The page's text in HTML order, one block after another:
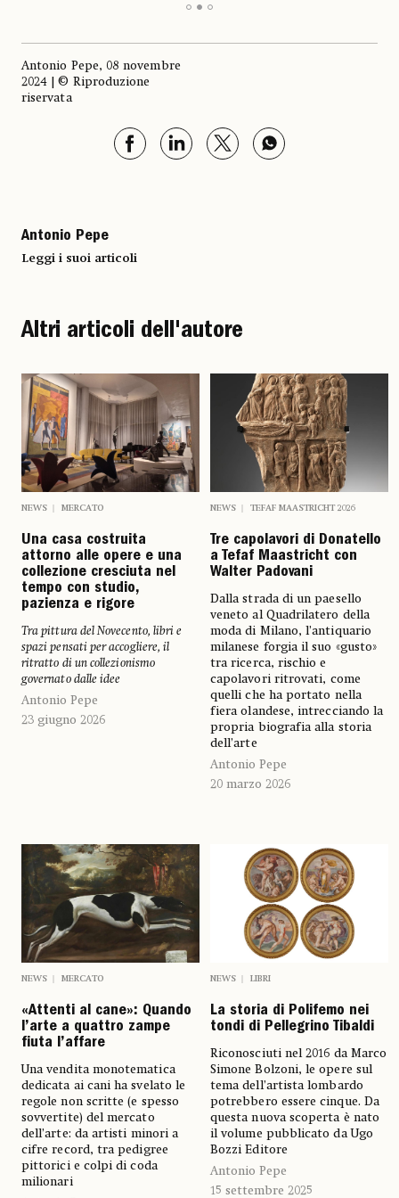
Antonio Pepe, 08 novembre
2024 | © Riproduzione
riservata
Antonio Pepe
Leggi i suoi articoli
Altri articoli dell'autore
NEWS MERCATO
Una casa costruita
attorno alle opere e una
collezione cresciuta nel
tempo con studio,
pazienza e rigore
Tra pittura del Novecento, libri e
spazi pensati per accogliere, il
ritratto di un collezionismo
governato dalle idee
Antonio Pepe
23 giugno 2026
NEWS TEFAF MAASTRICHT 2026
Tre capolavori di Donatello
a Tefaf Maastricht con
Walter Padovani
Dalla strada di un paesello
veneto al Quadrilatero della
moda di Milano, l’antiquario
milanese forgia il suo «gusto»
tra ricerca, rischio e
capolavori ritrovati, come
quelli che ha portato nella
fiera olandese, intrecciando la
propria biografia alla storia
dell’arte
Antonio Pepe
20 marzo 2026
NEWS MERCATO
«Attenti al cane»: Quando
l’arte a quattro zampe
fiuta l’affare
Una vendita monotematica
dedicata ai cani ha svelato le
regole non scritte (e spesso
sovvertite) del mercato
dell’arte: da artisti minori a
cifre record, tra pedigree
pittorici e colpi di coda
milionari
NEWS LIBRI
La storia di Polifemo nei
tondi di Pellegrino Tibaldi
Riconosciuti nel 2016 da Marco
Simone Bolzoni, le opere sul
tema dell’artista lombardo
potrebbero essere cinque. Da
questa nuova scoperta è nato
il volume pubblicato da Ugo
Bozzi Editore
Antonio Pepe